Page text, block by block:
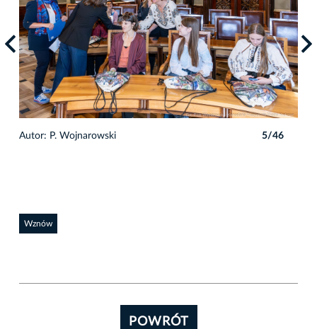
Autor: P. Wojnarowski 5/46
Wznów
POWRÓT